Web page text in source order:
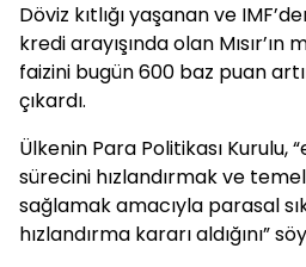
Döviz kıtlığı yaşanan ve
kredi arayışında olan
faizini bugün 600 baz puan
çıkardı.
Ülkenin Para Politikası
sürecini hızlandırmak ve
sağlamak amacıyla parasal
hızlandırma kararı aldığını”